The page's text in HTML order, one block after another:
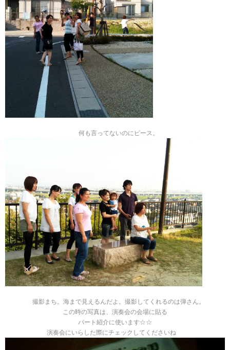
何も言ってないのにピース。
撮影まち。海まで見えるんだよ。撮影してくれるのは弾さん。
この時の写真は、演奏会の会場に貼る
パート紹介に使います☆☆
演奏会にいらした際にチェックしてくださいね